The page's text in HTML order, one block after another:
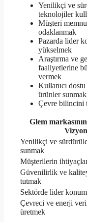
Yenilikçi ve
teknolojiler
Müşteri
odaklanmak
Pazarda lider
yükselmek
Araştırma ve
faaliyetlerine
vermek
Kullanıcı
ürünler sunmak
Çevre bilincini
Glem
Yenilikçi ve
sunmak
Müşterilerin
Güvenilirlik ve
tutmak
Sektörde lider
Çevreci ve enerji
üretmek